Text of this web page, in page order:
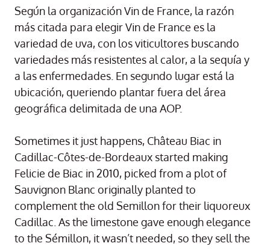
Según la organización Vin de France, la razón
más citada para elegir Vin de France es la
variedad de uva, con los viticultores buscando
variedades más resistentes al calor, a la sequía y
a las enfermedades. En segundo lugar está la
ubicación, queriendo plantar fuera del área
geográfica delimitada de una AOP.
Sometimes it just happens, Château Biac in
Cadillac-Côtes-de-Bordeaux started making
Felicie de Biac in 2010, picked from a plot of
Sauvignon Blanc originally planted to
complement the old Semillon for their liquoreux
Cadillac. As the limestone gave enough elegance
to the Sémillon, it wasn’t needed, so they sell the